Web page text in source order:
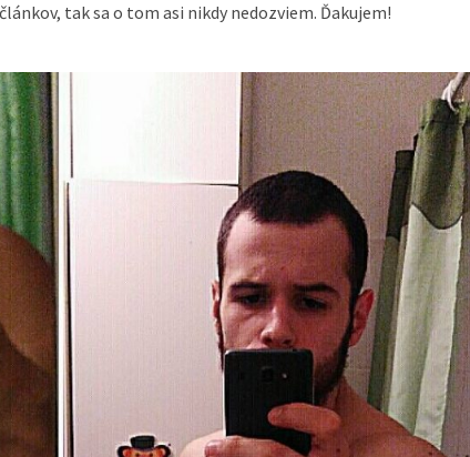
tak sa o tom asi nikdy nedozviem. Ďakujem!